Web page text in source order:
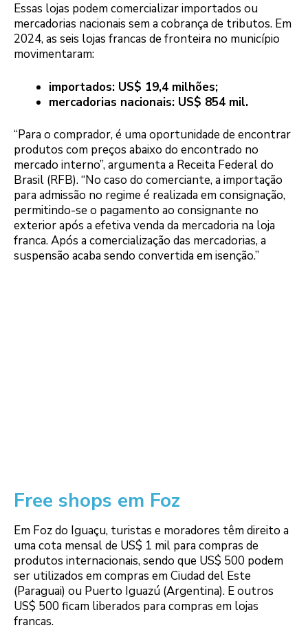
Essas lojas podem comercializar importados ou
mercadorias nacionais sem a cobrança de tributos. Em
2024, as seis lojas francas de fronteira no município
movimentaram:
importados: US$ 19,4 milhões;
mercadorias nacionais: US$ 854 mil.
“Para o comprador, é uma oportunidade de encontrar
produtos com preços abaixo do encontrado no
mercado interno”, argumenta a Receita Federal do
Brasil (RFB). “No caso do comerciante, a importação
para admissão no regime é realizada em consignação,
permitindo-se o pagamento ao consignante no
exterior após a efetiva venda da mercadoria na loja
franca. Após a comercialização das mercadorias, a
suspensão acaba sendo convertida em isenção.”
Free shops em Foz
Em Foz do Iguaçu, turistas e moradores têm direito a
uma cota mensal de US$ 1 mil para compras de
produtos internacionais, sendo que US$ 500 podem
ser utilizados em compras em Ciudad del Este
(Paraguai) ou Puerto Iguazú (Argentina). E outros
US$ 500 ficam liberados para compras em lojas
francas.